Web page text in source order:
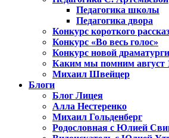
Педагогика школы
Педагогика двора
Конкурс короткого
Конкурс «Во весь голос»
Конкурс новой
Каким мы помним август
Михаил Швейцер
Блоги
Блог Лицея
Алла Нестеренко
Михаил Гольденберг
Родословная с Юлией